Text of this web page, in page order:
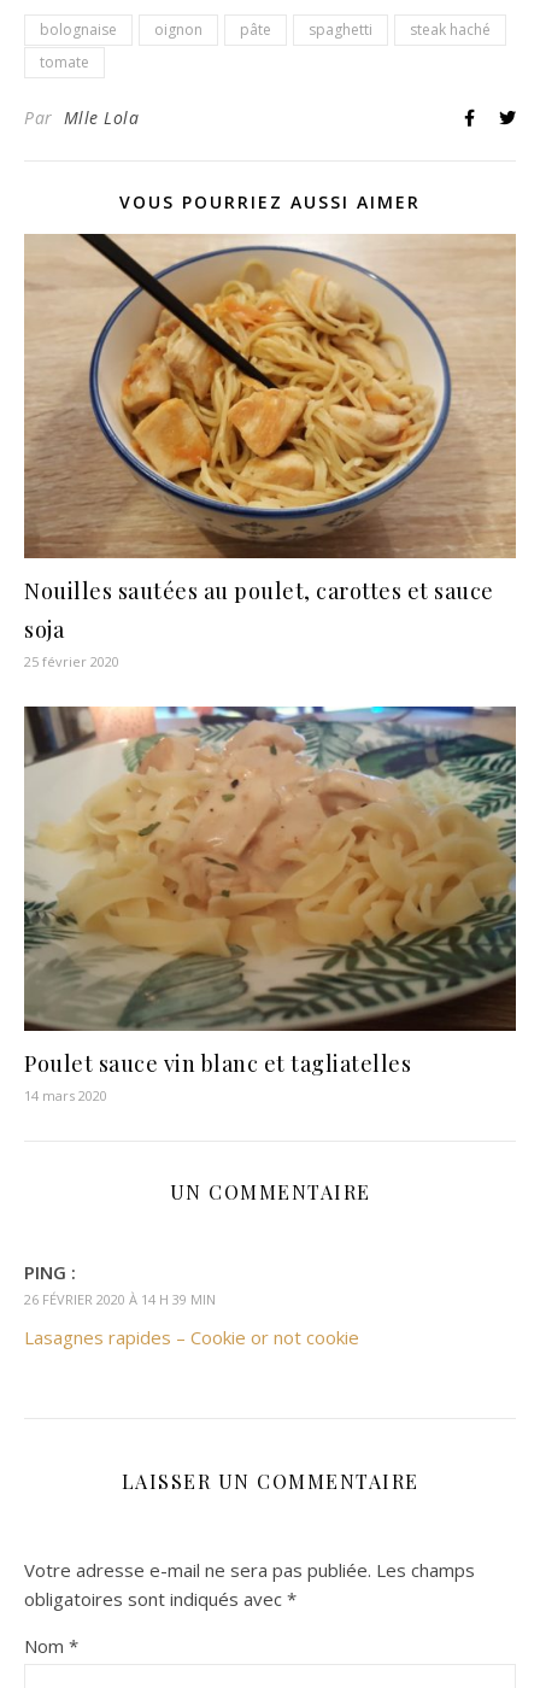
bolognaise oignon pâte spaghetti
steak haché
tomate
Par Mlle Lola
VOUS POURRIEZ AUSSI AIMER
Nouilles sautées au poulet, carottes et sauce
soja
25 février 2020
Poulet sauce vin blanc et tagliatelles
14 mars 2020
UN COMMENTAIRE
PING :
26 FÉVRIER 2020 À 14 H 39 MIN
Lasagnes rapides – Cookie or not cookie
LAISSER UN COMMENTAIRE
Votre adresse e-mail ne sera pas publiée. Les champs
obligatoires sont indiqués avec *
Nom *